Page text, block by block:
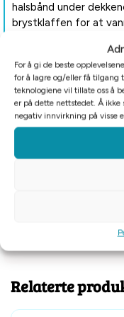
For å gi de beste
for å lagre og/eller få tilgang
teknologiene vil tillate oss å
er på dette nettstedet. Å ikke
negativ innvirkning på visse
halsbånd under
brystklaffen for at
Refleksdetaljer gir
dager.
Dette hundedekkenet
Relaterte